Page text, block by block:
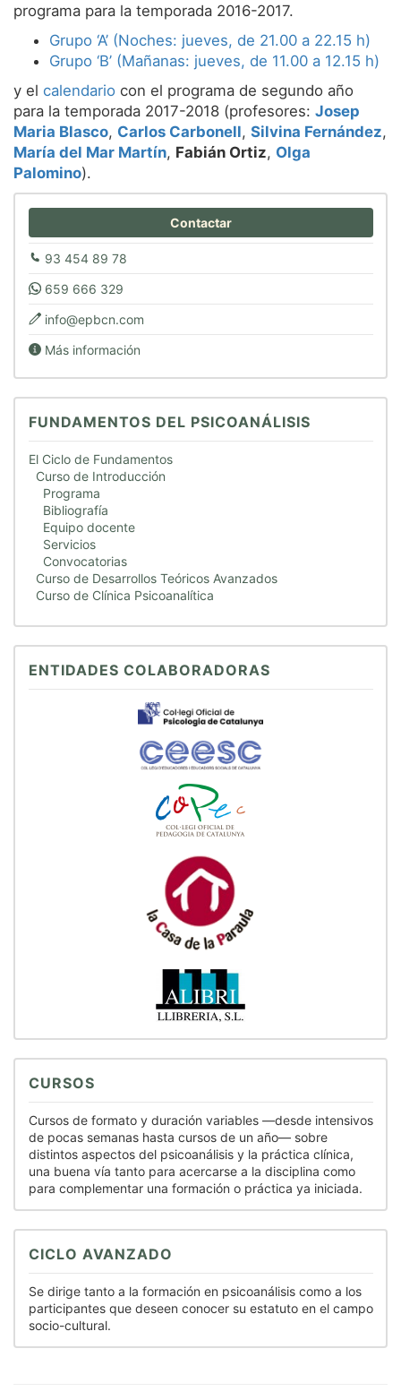
programa para la temporada 2016-2017.
Grupo ‘A’ (Noches: jueves, de 21.00 a 22.15 h)
Grupo ‘B’ (Mañanas: jueves, de 11.00 a 12.15 h)
y el calendario con el programa de segundo año
para la temporada 2017-2018 (profesores: Josep
Maria Blasco, Carlos Carbonell, Silvina Fernández,
María del Mar Martín, Fabián Ortiz, Olga
Palomino).
Contactar
93 454 89 78
659 666 329
info@epbcn.com
Más información
FUNDAMENTOS DEL PSICOANÁLISIS
El Ciclo de Fundamentos
Curso de Introducción
Programa
Bibliografía
Equipo docente
Servicios
Convocatorias
Curso de Desarrollos Teóricos Avanzados
Curso de Clínica Psicoanalítica
ENTIDADES COLABORADORAS
CURSOS
Cursos de formato y duración variables —desde intensivos
de pocas semanas hasta cursos de un año— sobre
distintos aspectos del psicoanálisis y la práctica clínica,
una buena vía tanto para acercarse a la disciplina como
para complementar una formación o práctica ya iniciada.
CICLO AVANZADO
Se dirige tanto a la formación en psicoanálisis como a los
participantes que deseen conocer su estatuto en el campo
socio-cultural.